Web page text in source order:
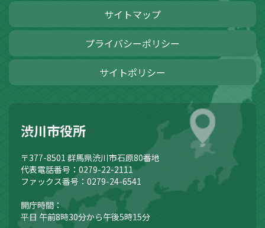
サイトマップ
プライバシーポリシー
サイトポリシー
渋川市役所
〒377-8501 群馬県渋川市石原80番地
代表電話番号：0279-22-2111
ファックス番号：0279-24-6541
開庁時間：
平日 午前8時30分から午後5時15分